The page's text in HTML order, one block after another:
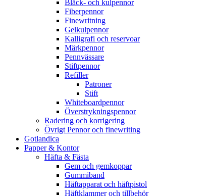
Bläck- och kulpennor
Fiberpennor
Finewritning
Gelkulpennor
Kalligrafi och reservoar
Märkpennor
Pennvässare
Stiftpennor
Refiller
Patroner
Stift
Whiteboardpennor
Överstrykningspennor
Radering och korrigering
Övrigt Pennor och finewriting
Gotlandica
Papper & Kontor
Häfta & Fästa
Gem och gemkoppar
Gummiband
Häftapparat och häftpistol
Häftklammer och tillbehör